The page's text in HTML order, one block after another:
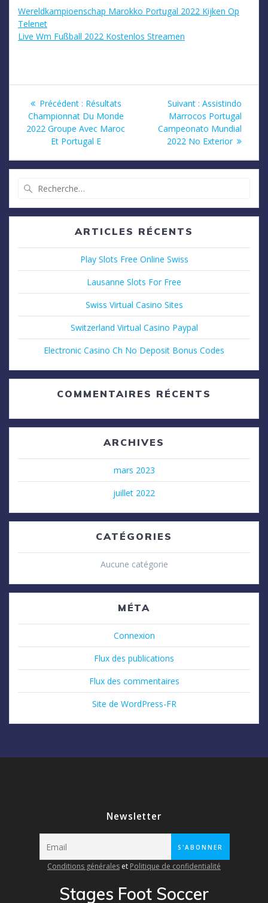
Wereldkampioenschap Marokko Portugal 2022 Kijken Op
Telenet
Live Wm Fußball 2022 Kostenlos Streamen
Navigation
de
l’article
Précédent : Article
précédent
:
Résultats
Championnat Du Monde
2022 Groupe Avec Maroc
Et Portugal E
Suivant : Article
suivant
:
Assistindo
Marrocos Portugal
Campeonato Mundial
2022 No Exterior
:
ARTICLES RÉCENTS
Play Slots Free Online Swiss
Lausanne Slots For Free
Swiss Virtual Casino Sites
Switzerland Virtual Casino Paypal
Electronic Casino Ch No Deposit Bonus Codes
COMMENTAIRES RÉCENTS
ARCHIVES
mars 2023
juillet 2022
CATÉGORIES
Aucune catégorie
MÉTA
Connexion
Flux des publications
Flux des commentaires
Site de WordPress-FR
Newsletter
Conditions générales et Politique de confidentialité
Stages Foot Soccer